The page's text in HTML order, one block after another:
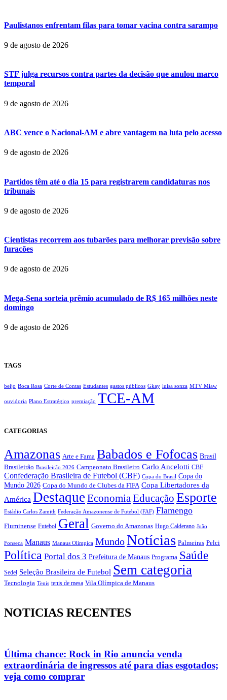
Paulistanos enfrentam filas para tomar vacina contra sarampo
9 de agosto de 2026
STF julga recursos contra partes da decisão que anulou marco
temporal
9 de agosto de 2026
ABC vence o Nacional-AM e abre vantagem na luta pelo acesso
9 de agosto de 2026
Partidos têm até o dia 15 para registrarem candidaturas nos
tribunais
9 de agosto de 2026
Cientistas recorrem aos tubarões para melhorar previsão sobre
furacões
9 de agosto de 2026
Mega-Sena sorteia prêmio acumulado de R$ 165 milhões neste
domingo
9 de agosto de 2026
TAGS
beijo Boca Rosa Corte de Contas Estudantes gastos públicos Gkay luisa sonza MTV Miaw
ouvidoria Plano Estratégico premiação TCE-AM
CATEGORIAS
Amazonas Arte e Fama Babados e Fofocas Brasil
Brasileirão Brasileirão 2026 Campeonato Brasileiro Carlo Ancelotti CBF
Confederação Brasileira de Futebol (CBF) Copa do Brasil Copa do
Mundo 2026 Copa do Mundo de Clubes da FIFA Copa Libertadores da
América Destaque Economia Educação Esporte
Estádio Carlos Zamith Federação Amazonense de Futebol (FAF) Flamengo
Fluminense Futebol Geral Governo do Amazonas Hugo Calderano João
Fonseca Manaus Manaus Olímpica MundoNotícias Palmeiras Pelci
Política Portal dos 3 Prefeitura de Manaus Programa Saúde
Sedel Seleção Brasileira de Futebol Sem categoria
Tecnologia Tenis tenis de mesa Vila Olímpica de Manaus
NOTICIAS RECENTES
Última chance: Rock in Rio anuncia venda
extraordinária de ingressos até para dias esgotados;
veja como comprar